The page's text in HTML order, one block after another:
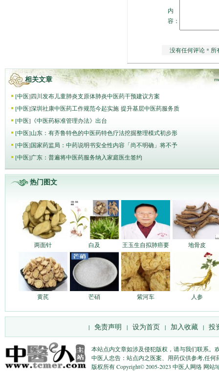
内
容：
没有任何评论 * 所
相关文章
[中医]四川发布儿童肺炎支原体肺炎中医药干预建议方案
[中医]深圳社康中医药工作规范今起实施 提升基层中医药服务质
[中医] 《中医药标准管理办法》出台
[中医]山东：有齐鲁特色的中医药特色疗法挖掘整理模式初步形
[中医]国家药监局：中药说明书安全性内容「尚不明确」将不予
[中医]广东：普遍将中医药服务纳入家庭医生签约
热门图文
两面针 白及 王玉生自拟肺癌要 地骨皮
黄芪 芒硝 紫河车 人参
| 免责声明 | 设为首页 | 加入收藏 | 投
本站点内文章如涉及侵犯版权，请与我们联系。
中医人忠告：站点内之医案、用药仅供参考,任
版权所有 Copyright© 2005-2023 中医人网络 网站